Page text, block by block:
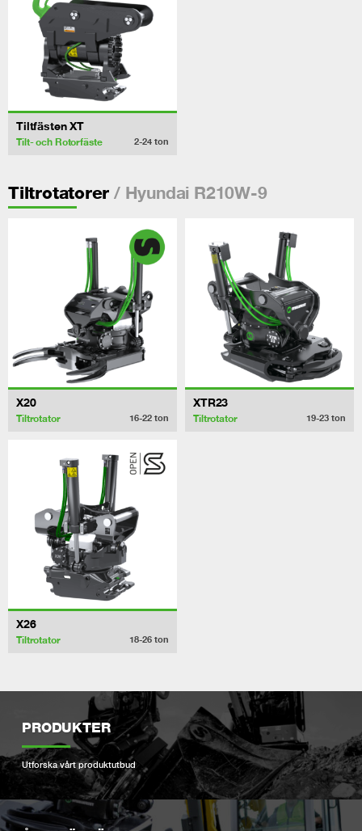
Tiltfästen XT
Tilt- och Rotorfäste 2-24 ton
Tiltrotatorer / Hyundai R210W-9
X20
Tiltrotator 16-22 ton
XTR23
Tiltrotator 19-23 ton
X26
Tiltrotator 18-26 ton
PRODUKTER
Utforska vårt produktutbud